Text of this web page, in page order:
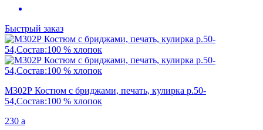
Быстрый заказ
М302Р Костюм с бриджами, печать, кулирка р.50-
54,Состав:100 % хлопок
230 a